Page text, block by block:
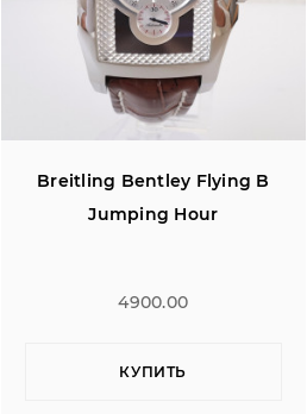
Breitling Bentley Flying B
Jumping Hour
4900.00
КУПИТЬ